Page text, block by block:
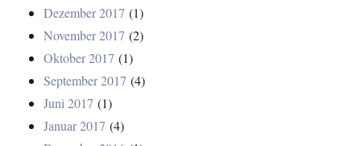
Dezember 2017 (1)
November 2017 (2)
Oktober 2017 (1)
September 2017 (4)
Juni 2017 (1)
Januar 2017 (4)